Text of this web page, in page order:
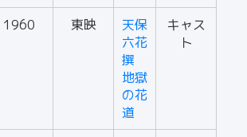
1960 東映
天保
六花
撰
地獄
の花
道
キャス
ト